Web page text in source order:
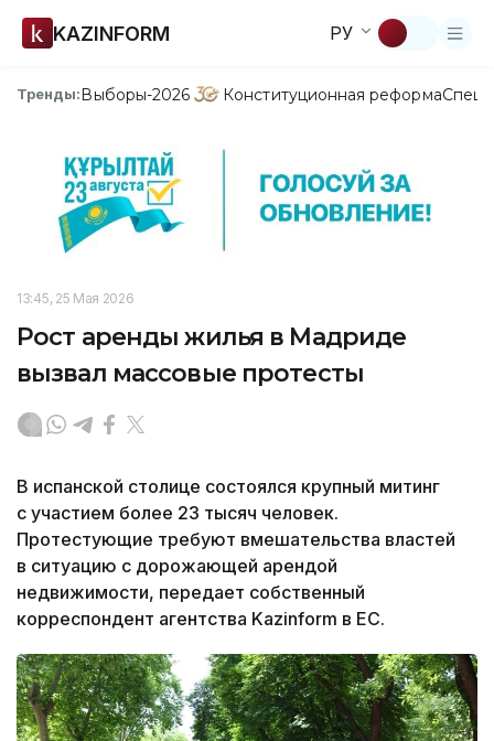
KAZINFORM РУ
Тренды:Выборы-2026 Конституционная реформа
13:45, 25 Мая 2026
Рост аренды жилья в Мадриде
вызвал массовые протесты
В испанской столице состоялся крупный митинг
с участием более 23 тысяч человек.
Протестующие требуют вмешательства властей
в ситуацию с дорожающей арендой
недвижимости, передает собственный
корреспондент агентства Kazinform в ЕС.